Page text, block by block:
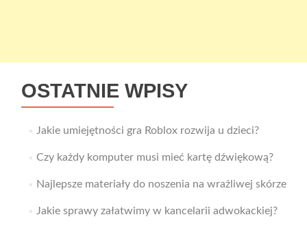
OSTATNIE WPISY
Jakie umiejętności gra Roblox rozwija u dzieci?
Czy każdy komputer musi mieć kartę dźwiękową?
Najlepsze materiały do noszenia na wrażliwej skórze
Jakie sprawy załatwimy w kancelarii adwokackiej?